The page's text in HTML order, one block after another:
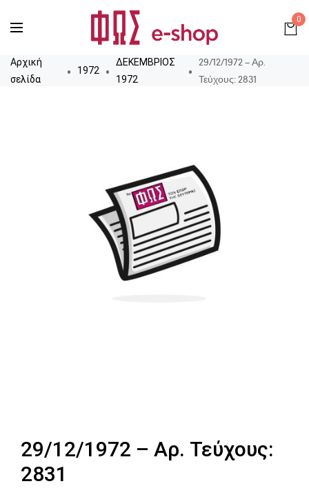
0
Αρχική
σελίδα
1972
ΔΕΚΕΜΒΡΙΟΣ
1972
29/12/1972 – Αρ.
Τεύχους: 2831
29/12/1972 – Αρ. Τεύχους:
2831